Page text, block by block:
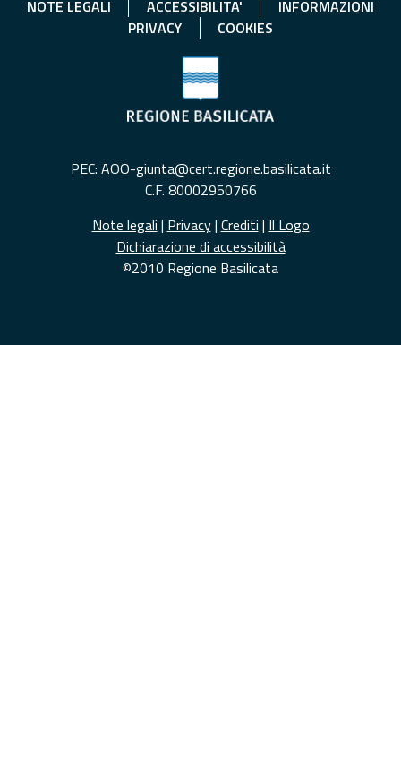
NOTE LEGALI ACCESSIBILITA'
INFORMAZIONI
PRIVACY
COOKIES
PEC: AOO-giunta@cert.regione.basilicata.it
C.F. 80002950766
Note legali | Privacy| Crediti | Il Logo
Dichiarazione di accessibilità
©2010 Regione Basilicata